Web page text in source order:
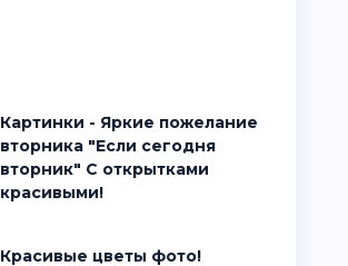
Картинки - Яркие пожелание
вторника "Если сегодня
вторник" С открытками
красивыми!
Красивые цветы фото!